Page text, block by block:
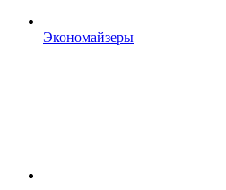
Экономайзеры